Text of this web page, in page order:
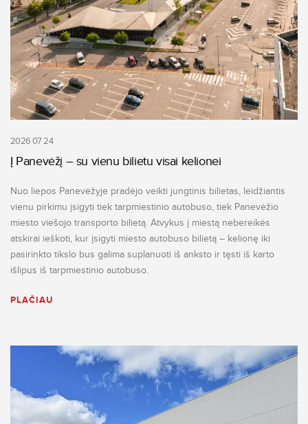
2026 07 24
Į Panevėžį – su vienu bilietu visai kelionei
Nuo liepos Panevėžyje pradėjo veikti jungtinis bilietas, leidžiantis
vienu pirkimu įsigyti tiek tarpmiestinio autobuso, tiek Panevėžio
miesto viešojo transporto bilietą. Atvykus į miestą nebereikės
atskirai ieškoti, kur įsigyti miesto autobuso bilietą – kelionę iki
pasirinkto tikslo bus galima suplanuoti iš anksto ir tęsti iš karto
išlipus iš tarpmiestinio autobuso.
PLAČIAU